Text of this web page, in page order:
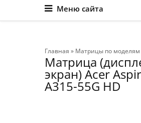
Меню сайта
Главная » Матрицы по моделям
Матрица
экран) Acer
A315-55G HD